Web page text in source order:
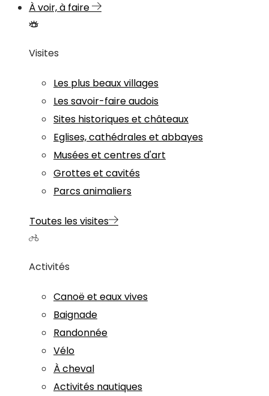
À voir, à faire
Visites
Les plus beaux villages
Les savoir-faire audois
Sites historiques et châteaux
Eglises, cathédrales et abbayes
Musées et centres d'art
Grottes et cavités
Parcs animaliers
Toutes les visites
Activités
Canoë et eaux vives
Baignade
Randonnée
Vélo
À cheval
Activités nautiques